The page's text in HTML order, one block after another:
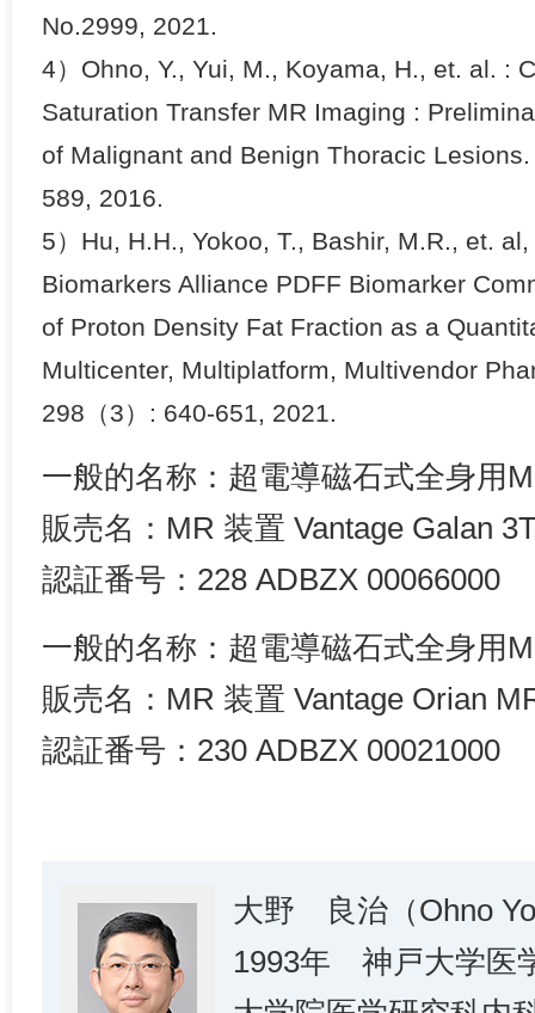
No.2999, 2021.
4）Ohno, Y., Yui, M., Koyama, H., et. al. :
Saturation Transfer MR Imaging :
of Malignant and Benign Thoracic
589, 2016.
5）Hu, H.H., Yokoo, T., Bashir, M.R., et.
Biomarkers Alliance PDFF Biomarker
of Proton Density Fat Fraction as a
Multicenter, Multiplatform, Multivendor
298（3）: 640-651, 2021.
一般的名称：超電導磁石式全身用
販売名：MR 装置 Vantage Galan
認証番号：228 ADBZX 00066000
一般的名称：超電導磁石式全身用
販売名：MR 装置 Vantage Orian
認証番号：230 ADBZX 00021000
大野 良治（Ohno
1993年 神戸大学医